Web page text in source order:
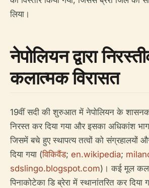
लिया।
नेपोलियन द्वारा
कलात्मक विरासत
19वीं सदी की शुरुआत में नेपोलियन के
निरस्त कर दिया गया और इसका अधिकांश
जिसमें बचे हुए स्थापत्य तत्वों को संग्रहालयों
दिया गया (विकिवैंड; en.wikipedia;
sdslingo.blogspot.com)। कई मूल
पिनाकोटेका डि ब्रेरा में स्थानांतरित कर